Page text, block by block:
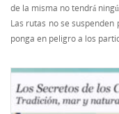
de la misma no tendrá
Las rutas no se
ponga en peligro a los